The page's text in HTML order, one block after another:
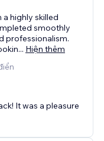
highly skilled
smoothly
professionalism.
... Hiện thêm
It was a pleasure